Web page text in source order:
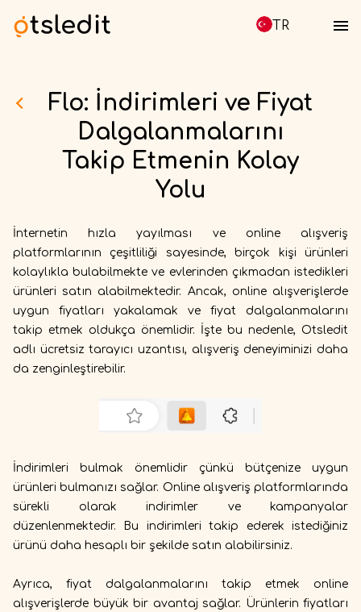
TR
Flo: İndirimleri ve Fiyat
Dalgalanmalarını
Takip Etmenin Kolay
Yolu
İnternetin hızla yayılması ve online alışveriş
platformlarının çeşitliliği sayesinde, birçok kişi ürünleri
kolaylıkla bulabilmekte ve evlerinden çıkmadan istedikleri
ürünleri satın alabilmektedir. Ancak, online alışverişlerde
uygun fiyatları yakalamak ve fiyat dalgalanmalarını
takip etmek oldukça önemlidir. İşte bu nedenle, Otsledit
adlı ücretsiz tarayıcı uzantısı, alışveriş deneyiminizi daha
da zenginleştirebilir.
İndirimleri bulmak önemlidir çünkü bütçenize uygun
ürünleri bulmanızı sağlar. Online alışveriş platformlarında
sürekli olarak indirimler ve kampanyalar
düzenlenmektedir. Bu indirimleri takip ederek istediğiniz
ürünü daha hesaplı bir şekilde satın alabilirsiniz.
Ayrıca, fiyat dalgalanmalarını takip etmek online
alışverişlerde büyük bir avantaj sağlar. Ürünlerin fiyatları